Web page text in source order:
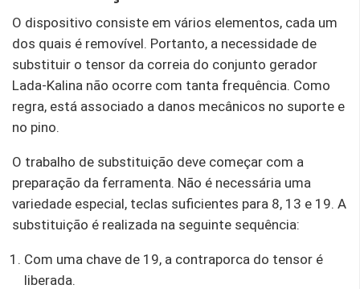
O dispositivo consiste em vários elementos, cada um
dos quais é removível. Portanto, a necessidade de
substituir o tensor da correia do conjunto gerador
Lada-Kalina não ocorre com tanta frequência. Como
regra, está associado a danos mecânicos no suporte e
no pino.
O trabalho de substituição deve começar com a
preparação da ferramenta. Não é necessária uma
variedade especial, teclas suficientes para 8, 13 e 19. A
substituição é realizada na seguinte sequência:
Com uma chave de 19, a contraporca do tensor é
liberada.